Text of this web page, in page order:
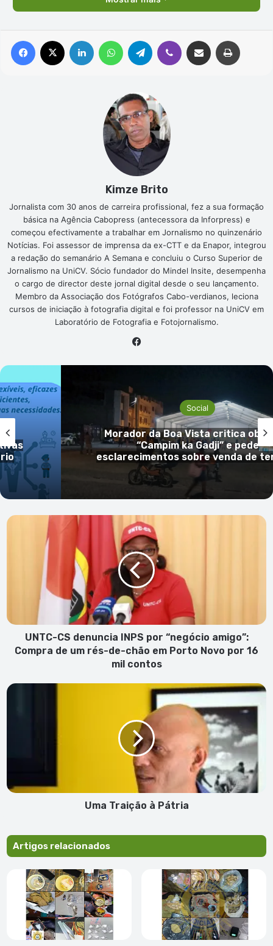
Facebook Linkedin WhatsAppTelegram Viber Compartilhar via e-mail
Kimze Brito
Jornalista com 30 anos de carreira profissional, fez a sua formação
básica na Agência Cabopress (antecessora da Inforpress) e
começou efectivamente a trabalhar em Jornalismo no quinzenário
Notícias. Foi assessor de imprensa da ex-CTT e da Enapor, integrou
a redação do semanário A Semana e concluiu o Curso Superior de
Jornalismo na UniCV. Sócio fundador do Mindel Insite, desempenha
o cargo de director deste jornal digital desde o seu lançamento.
Membro da Associação dos Fotógrafos Cabo-verdianos, leciona
cursos de iniciação à fotografia digital e foi professor na UniCV em
Laboratório de Fotografia e Fotojornalismo.
Social
Dois dos três nigerianos detidos
operação antidroga em S. Vicente
presos preventivamente
UNTC-
de
rés-
em
UNTC-CS denuncia INPS por “negócio amigo”:
Compra de um rés-de-chão em Porto Novo por 16
mil contos
Uma
Uma Traição à Pátria
Artigos relacionados